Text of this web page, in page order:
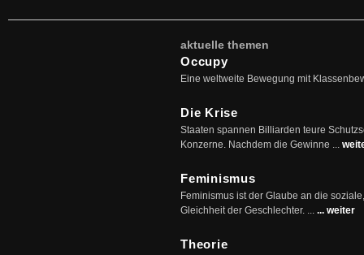
aktuelle themen
Occupy
Eine weltweite Bewegung mit
Die Krise
Staaten spannen Billiarden teure
Konzerne. Nachdem die Gewinne ...
Feminismus
Feminismus ist der Glaube an die
Gleichheit der Geschlechter. ... ... weiter
Theorie